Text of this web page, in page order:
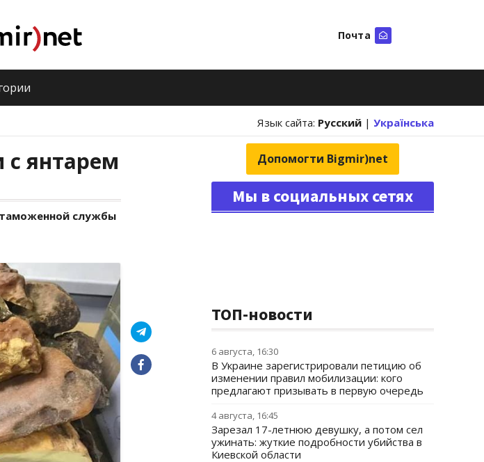
Почта
Язык сайта: Русский | Українська
янтарем
службы
Допомогти Bigmir)net
Мы в социальных сетях
ТОП-новости
6 августа, 16:30
В Украине зарегистрировали петицию об
изменении правил мобилизации: кого
предлагают призывать в первую очередь
4 августа, 16:45
Зарезал 17-летнюю девушку, а потом сел
ужинать: жуткие подробности убийства в
Киевской области